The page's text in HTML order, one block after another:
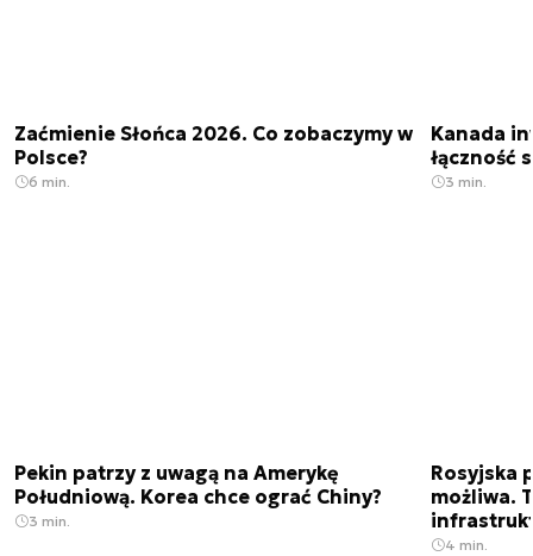
Zaćmienie Słońca 2026. Co zobaczymy w
Polsce?
6 min.
Kanada
łączność
3 min.
Pekin patrzy z uwagą na Amerykę
Południową. Korea chce ograć Chiny?
3 min.
Rosyjska
możliwa.
4 min.